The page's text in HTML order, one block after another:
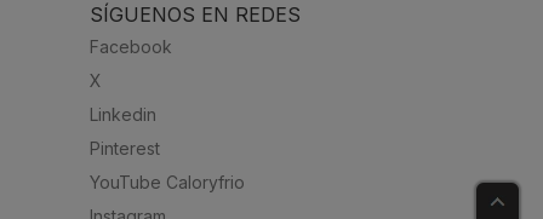
SÍGUENOS EN REDES
Facebook
X
Linkedin
Pinterest
YouTube Caloryfrio